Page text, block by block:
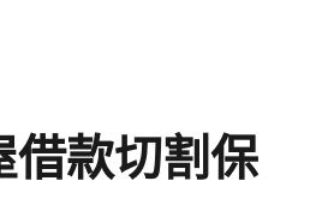
借款切割保